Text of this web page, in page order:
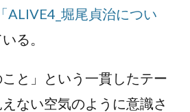
ALIVE4_堀尾貞治につい
る。
と」という一貫したテー
ない空気のように意識さ